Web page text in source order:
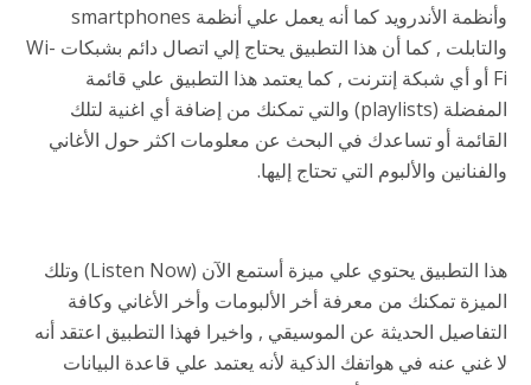
وأنظمة الأندرويد كما أنه يعمل علي أنظمة smartphones
والتابلت , كما أن هذا التطبيق يحتاج إلي اتصال دائم بشبكات Wi-
Fi أو أي شبكة إنترنت , كما يعتمد هذا التطبيق علي قائمة
المفضلة (playlists) والتي تمكنك من إضافة أي اغنية لتلك
القائمة أو تساعدك في البحث عن معلومات اكثر حول الأغاني
والفنانين والألبوم التي تحتاج إليها.
هذا التطبيق يحتوي علي ميزة أستمع الآن (Listen Now) وتلك
الميزة تمكنك من معرفة أخر الألبومات وأخر الأغاني وكافة
التفاصيل الحديثة عن الموسيقي , واخيرا فهذا التطبيق اعتقد أنه
لا غني عنه في هواتفك الذكية لأنه يعتمد علي قاعدة البيانات